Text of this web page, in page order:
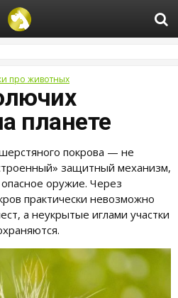
про животных
планете
покрова — не
защитный механизм,
оружие. Через
практически невозможно
а неукрытые иглами участки